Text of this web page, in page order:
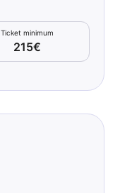
Ticket minimum
215€